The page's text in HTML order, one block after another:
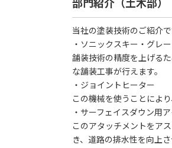
当社の塗装技術のご紹介で
・ソニックスキー・グレ
舗装技術の精度を上げる
な舗装工事が行えます。
・ジョイントヒーター
この機械を使うことによ
・サーフェイスダウン用
このアタッチメントをア
き、道路の排水性を向上さ